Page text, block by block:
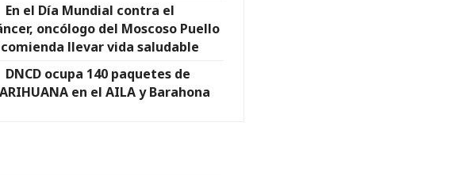
En el Día Mundial contra el
oncólogo del Moscoso Puello
llevar vida saludable
DNCD ocupa 140 paquetes de
en el AILA y Barahona